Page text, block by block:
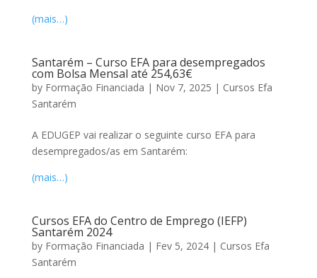
(mais…)
Santarém – Curso EFA para desempregados
com Bolsa Mensal até 254,63€
by Formação Financiada | Nov 7, 2025 | Cursos Efa
Santarém
A EDUGEP vai realizar o seguinte curso EFA para
desempregados/as em Santarém:
(mais…)
Cursos EFA do Centro de Emprego (IEFP)
Santarém 2024
by Formação Financiada | Fev 5, 2024| Cursos Efa
Santarém